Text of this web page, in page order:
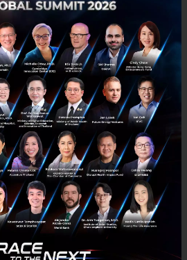
Creator Economy
: 02-001-5375
: 06-4658-9500
Media